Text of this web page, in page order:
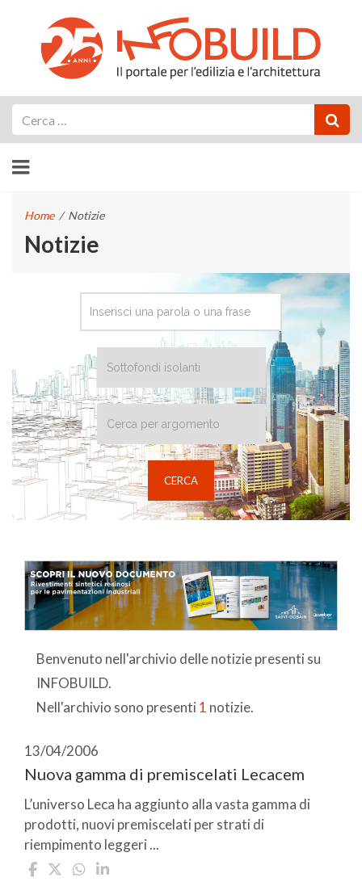
Home / Notizie
Notizie
Benvenuto nell'archivio delle notizie presenti su
INFOBUILD.
Nell'archivio sono presenti 1 notizie.
13/04/2006
Nuova gamma di premiscelati Lecacem
L’universo Leca ha aggiunto alla vasta gamma di
prodotti, nuovi premiscelati per strati di
riempimento leggeri ...